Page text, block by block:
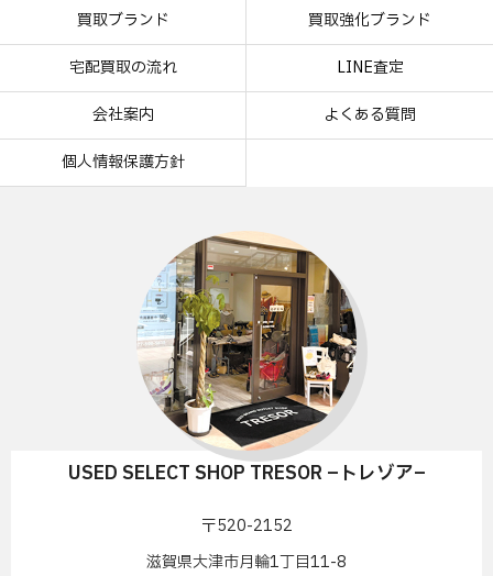
買取ブランド 買取強化ブランド
宅配買取の流れ LINE査定
会社案内 よくある質問
個人情報保護方針
USED SELECT SHOP TRESOR –トレゾア–
〒520-2152
滋賀県大津市月輪1丁目11-8